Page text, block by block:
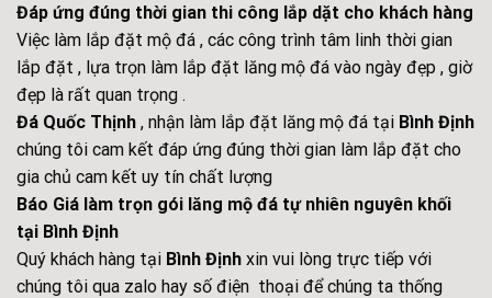
Đáp ứng đúng thời gian thi công lắp dặt cho khách hàng
Việc làm lắp đặt mộ đá , các công trình tâm linh thời gian
lắp đặt , lựa trọn làm lắp đặt lăng mộ đá vào ngày đẹp , giờ
đẹp là rất quan trọng .
Đá Quốc Thịnh , nhận làm lắp đặt lăng mộ đá tại Bình Định
chúng tôi cam kết đáp ứng đúng thời gian làm lắp đặt cho
gia chủ cam kết uy tín chất lượng
Báo Giá làm trọn gói lăng mộ đá tự nhiên nguyên khối
tại Bình Định
Quý khách hàng tại Bình Định xin vui lòng trực tiếp với
chúng tôi qua zalo hay số điện thoại để chúng ta thống